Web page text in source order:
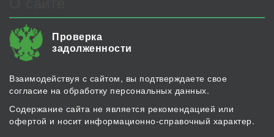
Проверка
задолженности
Взаимодействуя с сайтом, вы подтверждаете свое
согласие на обработку персональных данных.
Содержание сайта не является рекомендацией или
офертой и носит информационно-справочный характер.